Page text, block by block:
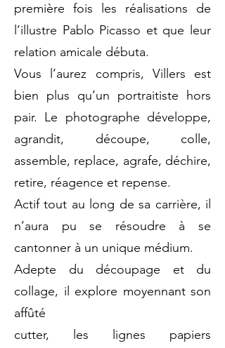
première fois les réalisations de
l’illustre Pablo Picasso et que leur
relation amicale débuta.
Vous l’aurez compris, Villers est
bien plus qu’un portraitiste hors
pair. Le photographe développe,
agrandit, découpe, colle,
assemble, replace, agrafe, déchire,
retire, réagence et repense.
Actif tout au long de sa carrière, il
n’aura pu se résoudre à se
cantonner à un unique médium.
Adepte du découpage et du
collage, il explore moyennant son
affûté
cutter, les lignes papiers